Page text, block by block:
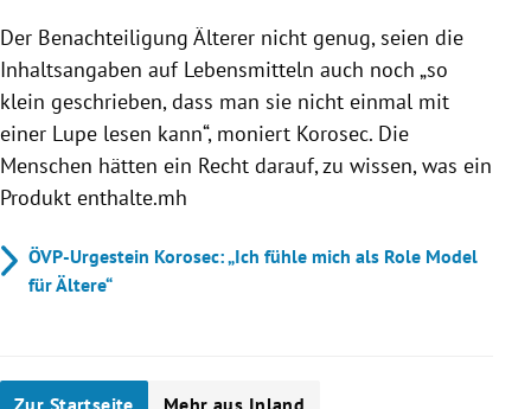
Der Benachteiligung Älterer nicht genug, seien die
Inhaltsangaben auf Lebensmitteln auch noch „so
klein geschrieben, dass man sie nicht einmal mit
einer Lupe lesen kann“, moniert Korosec. Die
Menschen hätten ein Recht darauf, zu wissen, was ein
Produkt enthalte.mh
ÖVP-Urgestein Korosec: „Ich fühle mich als Role Model
für Ältere“
Zur Startseite Mehr aus Inland